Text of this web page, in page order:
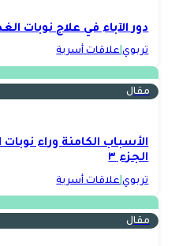
دور الآباء في علاج نوبات
تربوي|علاقات أسرية
مقال
الأسباب الكامنة وراء
الجزء ٣
تربوي| علاقات أسرية
مقال